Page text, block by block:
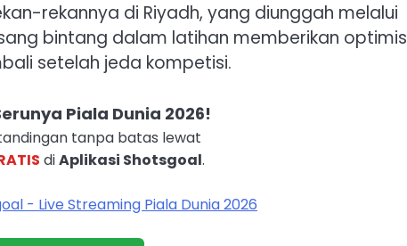
rekannya di Riyadh, yang diunggah melalui
bintang dalam latihan memberikan
setelah jeda kompetisi.
Piala Dunia 2026!
tanpa batas lewat
diAplikasi Shotsgoal.